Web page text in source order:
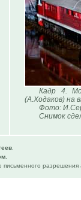
Кадр 4.
(А.Ходаков) на
Фото:
Снимок
письменного разрешения